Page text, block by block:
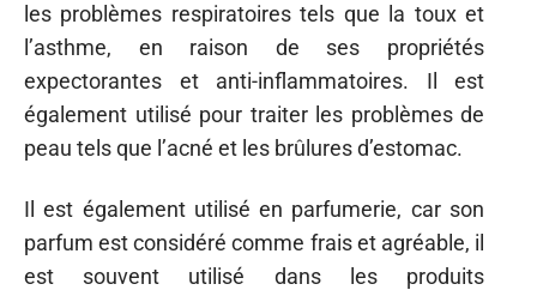
les problèmes respiratoires tels que la toux et
l’asthme, en raison de ses propriétés
expectorantes et anti-inflammatoires. Il est
également utilisé pour traiter les problèmes de
peau tels que l’acné et les brûlures d’estomac.
Il est également utilisé en parfumerie, car son
parfum est considéré comme frais et agréable, il
est souvent utilisé dans les produits